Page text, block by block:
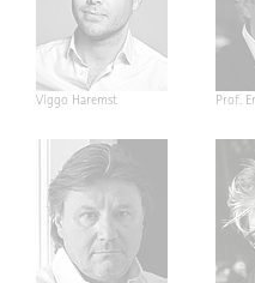
Viggo Haremst Prof.